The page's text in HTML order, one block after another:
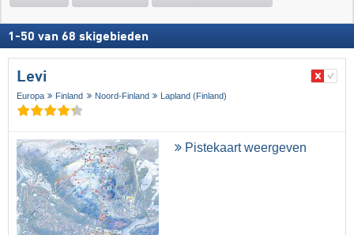
1 -50 van 68 skigebieden
Levi
Europa Finland Noord-Finland Lapland (Finland)
Pistekaart weergeven